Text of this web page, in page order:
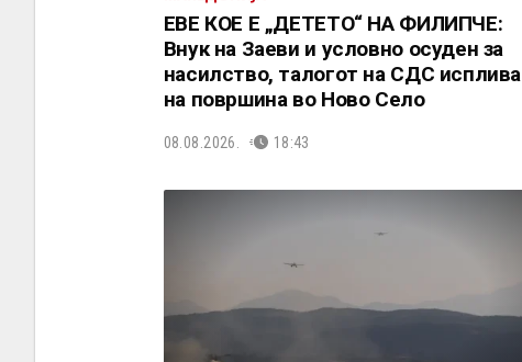
ЕВЕ КОЕ Е „ДЕТЕТО“ НА ФИЛИПЧЕ:
Внук на Заеви и условно осуден за
насилство, талогот на СДС исплива
на површина во Ново Село
08.08.2026. 18:43